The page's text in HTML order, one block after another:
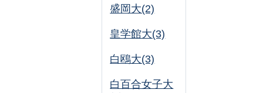
盛岡大(2)
皇学館大(3)
白鴎大(3)
白百合女子大